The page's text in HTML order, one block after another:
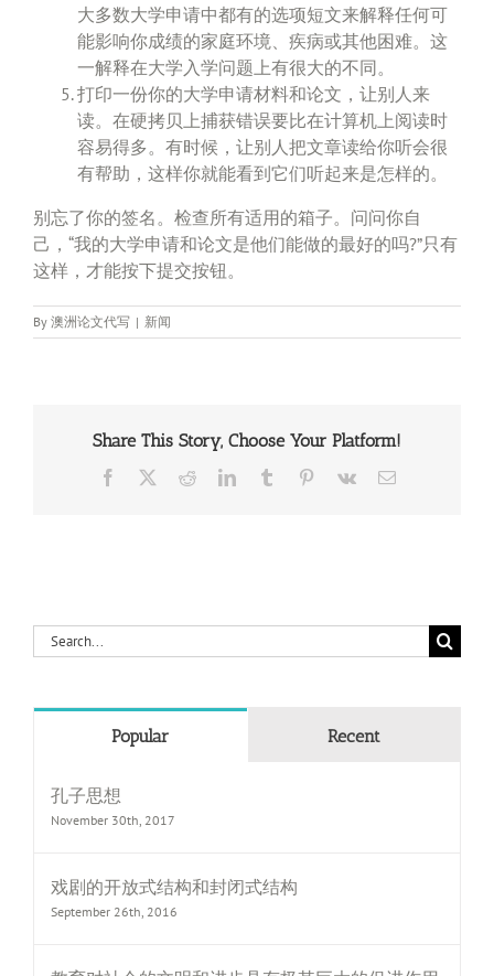
大多数大学申请中都有的选项短文来解释任何可
能影响你成绩的家庭环境、疾病或其他困难。这
一解释在大学入学问题上有很大的不同。
打印一份你的大学申请材料和论文，让别人来
读。在硬拷贝上捕获错误要比在计算机上阅读时
容易得多。有时候，让别人把文章读给你听会很
有帮助，这样你就能看到它们听起来是怎样的。
别忘了你的签名。检查所有适用的箱子。问问你自
己，“我的大学申请和论文是他们能做的最好的吗?”只有
这样，才能按下提交按钮。
By 澳洲论文代写 | 新闻
Share This Story, Choose Your Platform!
Facebook RedditLinkedInTumblr Pinterest
Vk Email
Search
for:
Popular Recent
孔子思想
November 30th, 2017
戏剧的开放式结构和封闭式结构
September 26th, 2016